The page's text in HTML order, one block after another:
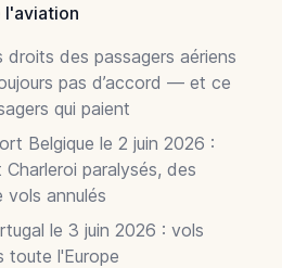
l'aviation
droits des passagers aériens
pas d’accord — et ce
qui paient
Belgique le 2 juin 2026 :
paralysés, des
vols annulés
le 3 juin 2026 : vols
toute l'Europe